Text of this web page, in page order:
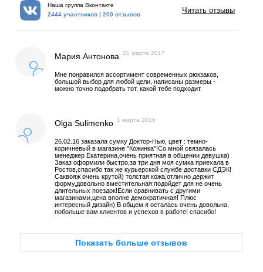
Наша группа Вконтакте
2444 участников | 200 отзывов
Читать отзывы
Мария Антонова 21 марта 2017
Мне понравился ассортимент современных рюкзаков,
большой выбор для любой цели, написаны размеры -
можно точно подобрать тот, какой тебе подходит.
Olga Sulimenko 1 марта 2016
26.02.16 заказала сумку Доктор-Нью, цвет : темно-
коричневый в магазине "Кожинка"!Со мной связалась
менеджер Екатерина,очень приятная в общении девушка)
Заказ оформили быстро,за три дня моя сумка приехала в
Ростов,спасибо так же курьерской службе доставки СДЭК!
Саквояж очень крутой) толстая кожа,отлично держит
форму,довольно вместительная:подойдет для не очень
длительных поездок!Если сравнивать с другими
магазинами,цена вполне демократичная! Плюс
интересный дизайн) В общем я осталась очень довольна,
побольше вам клиентов и успехов в работе! спасибо!
Показать больше отзывов